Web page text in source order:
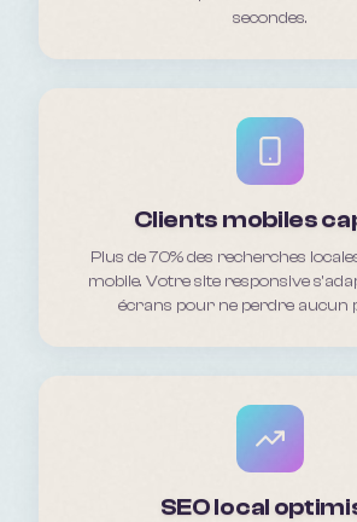
secondes.
Clients mobiles
Plus de 70% des recherches
mobile. Votre site responsive
écrans pour ne perdre aucun
SEO local